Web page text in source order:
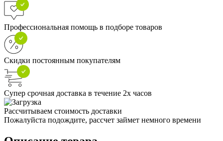
Профессиональная помощь в подборе товаров
Скидки постоянным покупателям
Супер срочная доставка в течение 2х часов
Рассчитываем стоимость доставки
Пожалуйста подождите, рассчет займет немного времени